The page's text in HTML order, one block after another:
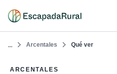
... Arcentales Qué ver
ARCENTALES